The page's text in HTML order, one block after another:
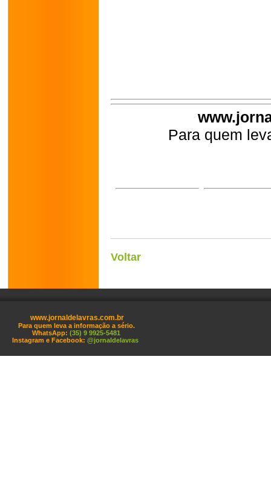
Para quem
Voltar
www.jornaldelavras.com.br
Para quem leva a informação a sério.
WhatsApp: (35) 9 9925-5481
Instagram e Facebook: @jornaldelavras